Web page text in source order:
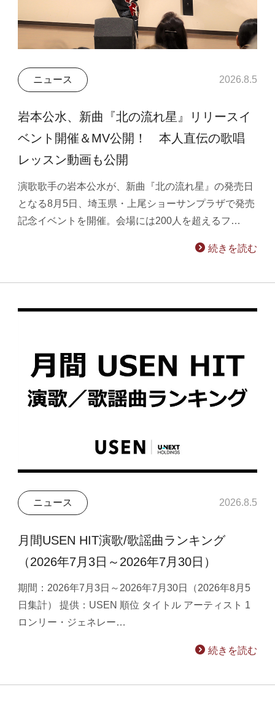
ニュース 2026.8.5
岩本公水、新曲『北の流れ星』リリースイ
ベント開催＆MV公開！ 本人直伝の歌唱
レッスン動画も公開
演歌歌手の岩本公水が、新曲『北の流れ星』の発売日
となる8月5日、埼玉県・上尾ショーサンプラザで発売
記念イベントを開催。会場には200人を超えるフ…
続きを読む
ニュース 2026.8.5
月間USEN HIT演歌/歌謡曲ランキング
（2026年7月3日～2026年7月30日）
期間：2026年7月3日～2026年7月30日（2026年8月5
日集計） 提供：USEN 順位 タイトル アーティスト 1
ロンリー・ジェネレー…
続きを読む